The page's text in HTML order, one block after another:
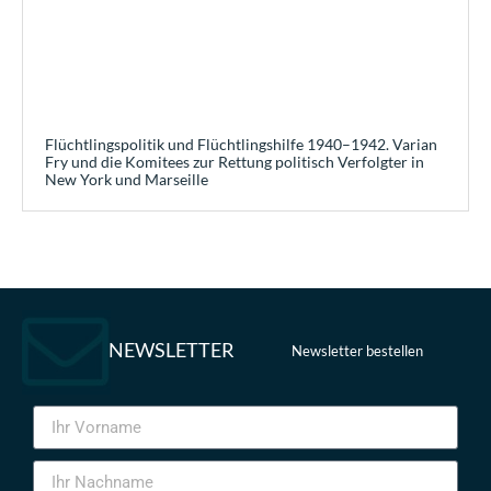
Flüchtlingspolitik und Flüchtlingshilfe 1940–1942. Varian
Fry und die Komitees zur Rettung politisch Verfolgter in
New York und Marseille
NEWSLETTER Newsletter bestellen